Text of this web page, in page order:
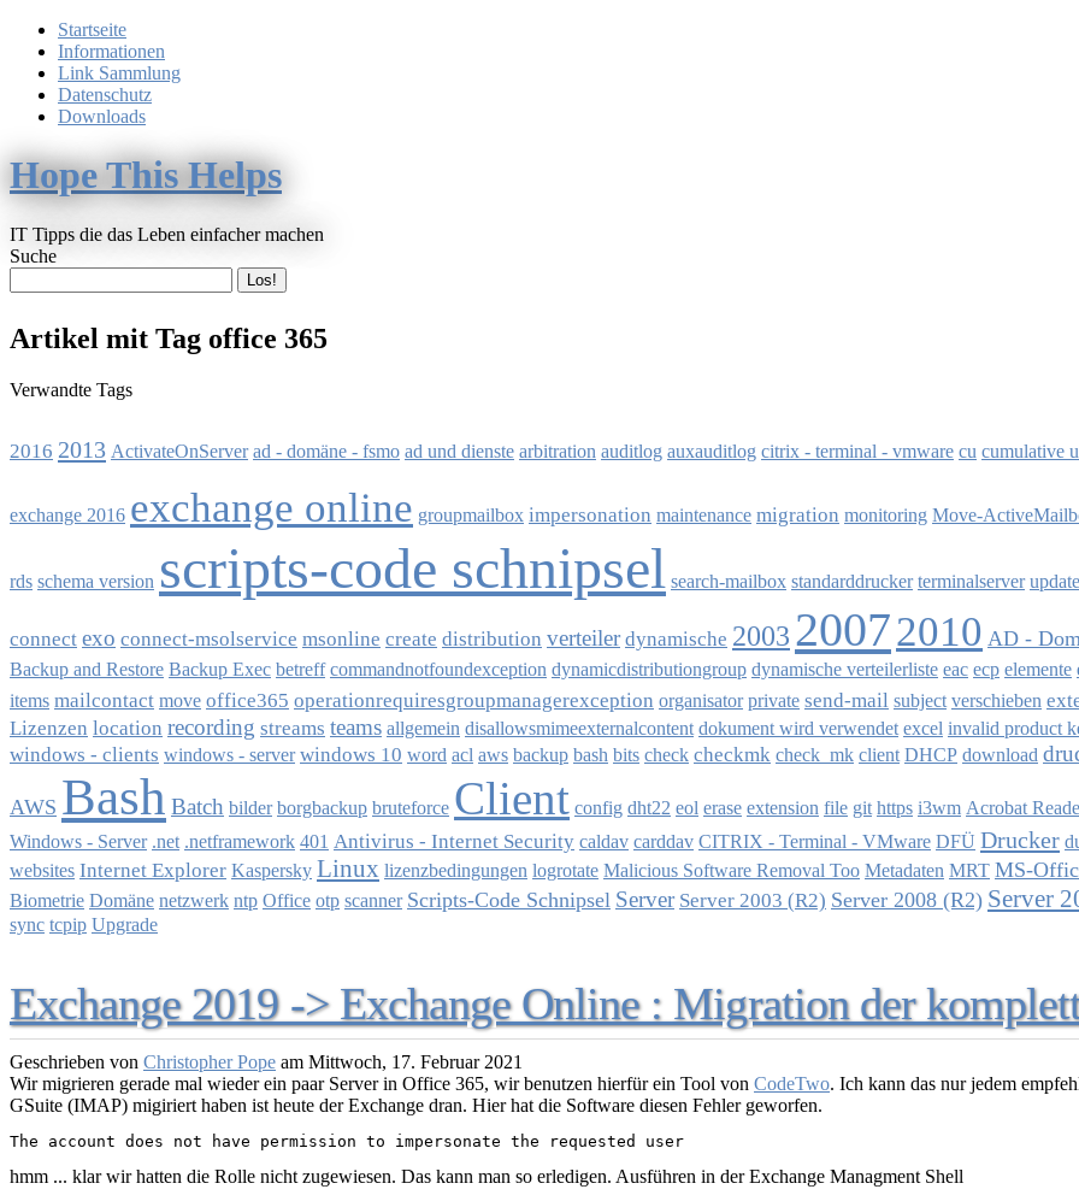
Startseite
Informationen
Link Sammlung
Datenschutz
Downloads
Hope This Helps
IT Tipps die das Leben einfacher machen
Suche
Artikel mit Tag office 365
Verwandte Tags
2016 2013 ActivateOnServer ad - domäne - fsmo ad und dienste arbitration auditlog auxauditlog citrix - terminal - vmware cu cumulative
exchange 2016 exchange online groupmailbox impersonation maintenance migration monitoring Move-
rds schema version scripts-code schnipsel search-mailbox standarddrucker terminalserver update
connect exo connect-msolservice msonline create distribution verteiler dynamische 2003 20072010 AD -
Backup and Restore Backup Exec betreff commandnotfoundexception dynamicdistributiongroup dynamische verteilerliste eac ecp elemente
items mailcontact move office365 operationrequiresgroupmanagerexception organisator private send-mail subject verschieben
Lizenzen location recording streams teams allgemein disallowsmimeexternalcontent dokument wird verwendet excel invalid product
windows - clients windows - server windows 10 word acl aws backup bash bits check checkmk check_mk client DHCP download
AWS Bash Batch bilder borgbackup bruteforce Client config dht22 eol erase extension file git https i3wm Acrobat
Windows - Server .net .netframework 401 Antivirus - Internet Security caldav carddav CITRIX - Terminal - VMware DFÜ Drucker
websites Internet Explorer Kaspersky Linux lizenzbedingungen logrotate Malicious Software Removal Too Metadaten MRT MS-
Biometrie Domäne netzwerk ntp Office otp scanner Scripts-Code Schnipsel Server Server 2003 (R2) Server 2008 (R2) Server
sync tcpip Upgrade
Exchange 2019 -> Exchange Online : Migration der
Geschrieben von Christopher Pope am Mittwoch, 17. Februar 2021
Wir migrieren gerade mal wieder ein paar Server in Office 365, wir benutzen hierfür ein Tool von CodeTwo. Ich kann das nur jedem
GSuite (IMAP) migiriert haben ist heute der Exchange dran. Hier hat die Software diesen Fehler geworfen.
The account does not have permission to impersonate the requested user
hmm ... klar wir hatten die Rolle nicht zugewiesen. Das kann man so erledigen. Ausführen in der Exchange Managment Shell